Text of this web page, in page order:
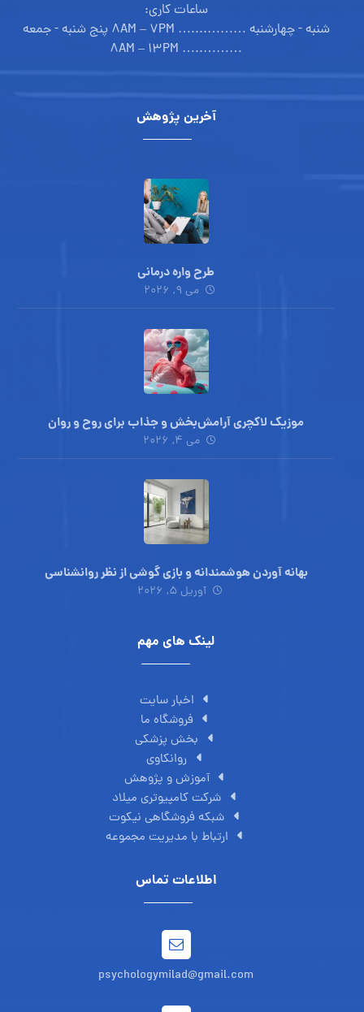
ساعات کاری:
شنبه - چهارشنبه ………....… ۸AM – ۷PM پنج شنبه - جمعه
………..… ۸AM – ۱۳PM
آخرین پژوهش
طرح واره درمانی
می ۹, ۲۰۲۶
موزیک لاکچری آرامش‌بخش‌ و جذاب‌ برای روح و روان
می ۴, ۲۰۲۶
بهانه آوردن هوشمندانه و بازی گوشی از نظر روانشناسی
آوریل ۵, ۲۰۲۶
لینک های مهم
اخبار سایت
فروشگاه ما
بخش پزشکی
روانکاوی
آموزش و پژوهش
شرکت کامپیوتری میلاد
شبکه فروشگاهی نیکوت
ارتباط با مدیریت مجموعه
اطلاعات تماس
psychologymilad@gmail.com